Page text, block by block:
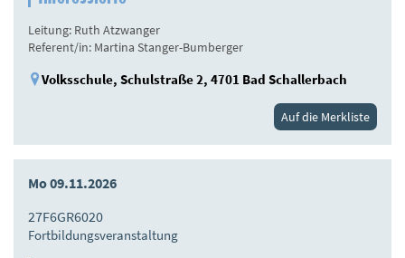
Leitung: Ruth Atzwanger
Referent/in: Martina Stanger-Bumberger
Volksschule, Schulstraße 2, 4701 Bad Schallerbach
Auf die Merkliste
Mo 09.11.2026
27F6GR6020
Fortbildungsveranstaltung